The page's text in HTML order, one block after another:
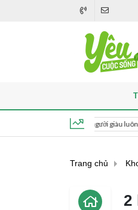
Khi thắp hương, người giàu luôn đặt lọ
Trang chủ
2